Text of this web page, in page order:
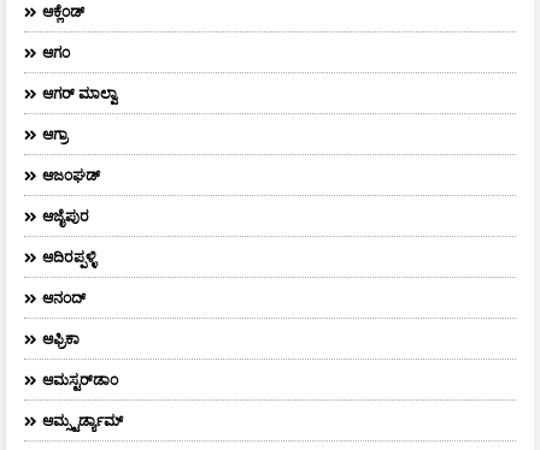
ಆಕ್ಲೆಂಡ್
ಆಗಂ
ಆಗರ್‌ ಮಾಲ್ವಾ
ಆಗ್ರಾ
ಆಜಂಘಡ್
ಆಜೈಪುರ
ಆದಿರಪ್ಪಳ್ಳಿ
ಆನಂದ್‌
ಆಫ್ರಿಕಾ
ಆಮಸ್ಟರ್‌ಡಾಂ
ಆಮ್ಸ್ಟರ್ಡ್ಯಾಮ್